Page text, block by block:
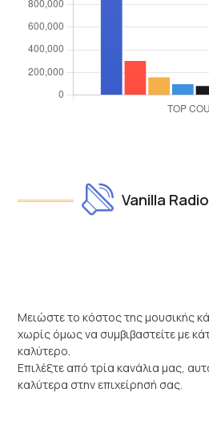
Vanilla
Μειώστε το κόστος της μουσικής
χωρίς όμως να συμβιβαστείτε με
καλύτερο.
Επιλέξτε από τρία κανάλια μας,
καλύτερα στην επιχείρησή σας.